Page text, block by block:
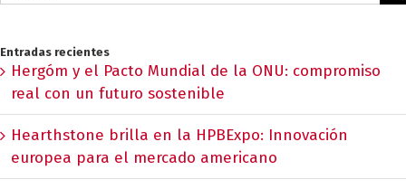
Entradas recientes
Hergóm y el Pacto Mundial de la ONU: compromiso
real con un futuro sostenible
Hearthstone brilla en la HPBExpo: Innovación
europea para el mercado americano